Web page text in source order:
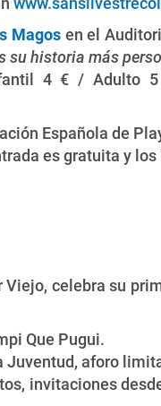
Magos en el
historia más
4 € / Adulto
Española de
es gratuita y
celebra su
Que Pugui.
Juventud, aforo
invitaciones